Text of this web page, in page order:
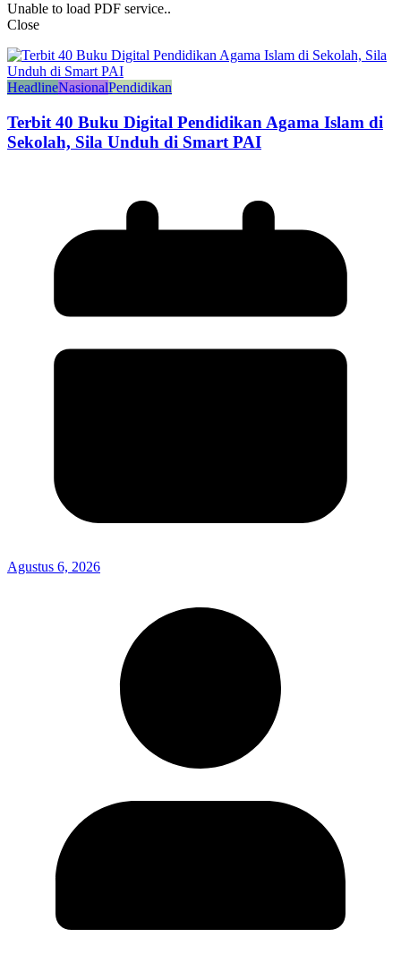
Unable to load PDF service..
Close
HeadlineNasionalPendidikan
Terbit 40 Buku Digital Pendidikan Agama Islam di
Sekolah, Sila Unduh di Smart PAI
Agustus 6, 2026